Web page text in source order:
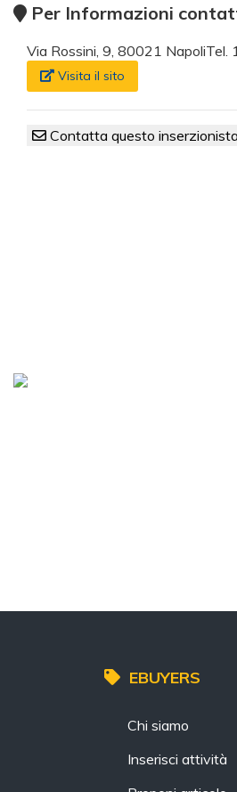
Per Informazioni
Via Rossini, 9, 80021
Visita il sito
Contatta questo inserzionista
EBUYERS
Chi siamo
Inserisci attività